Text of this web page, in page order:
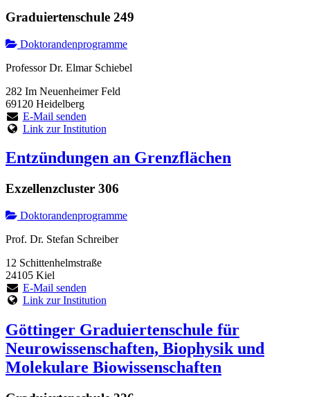
Graduiertenschule 249
Doktorandenprogramme
Professor Dr. Elmar Schiebel
282 Im Neuenheimer Feld
69120 Heidelberg
E-Mail senden
Link zur Institution
Entzündungen an Grenzflächen
Exzellenzcluster 306
Doktorandenprogramme
Prof. Dr. Stefan Schreiber
12 Schittenhelmstraße
24105 Kiel
E-Mail senden
Link zur Institution
Göttinger Graduiertenschule für
Neurowissenschaften, Biophysik und
Molekulare Biowissenschaften